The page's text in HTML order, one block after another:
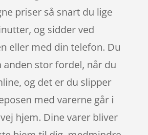
priser så snart du lige
og sidder ved
eller med din telefon. Du
anden stor fordel, når du
og det er du slipper
med varerne går i
hjem. Dine varer bliver